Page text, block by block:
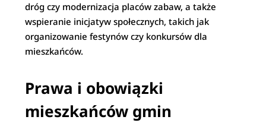
dróg czy modernizacja placów zabaw, a także
wspieranie inicjatyw społecznych, takich jak
organizowanie festynów czy konkursów dla
mieszkańców.
Prawa i obowiązki
mieszkańców gmin